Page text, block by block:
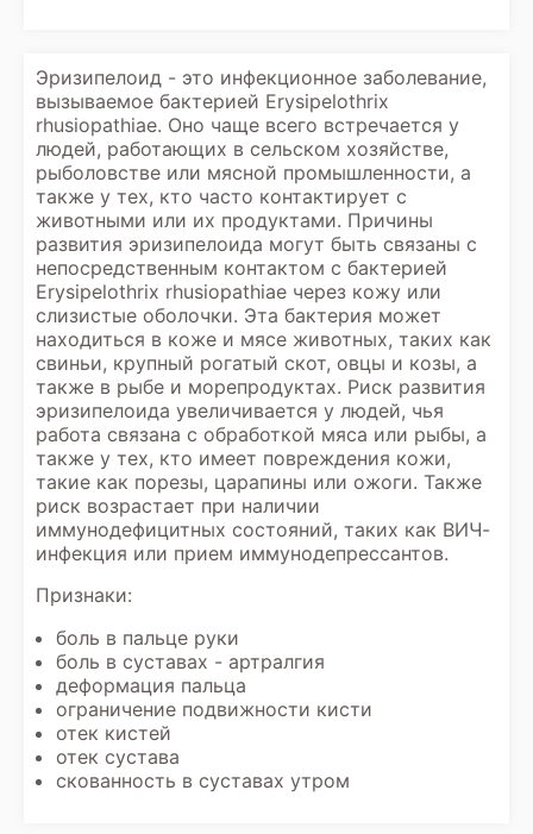
Эризипелоид - это инфекционное заболевание,
вызываемое бактерией Erysipelothrix
rhusiopathiae. Оно чаще всего встречается у
людей, работающих в сельском хозяйстве,
рыболовстве или мясной промышленности, а
также у тех, кто часто контактирует с
животными или их продуктами. Причины
развития эризипелоида могут быть связаны с
непосредственным контактом с бактерией
Erysipelothrix rhusiopathiae через кожу или
слизистые оболочки. Эта бактерия может
находиться в коже и мясе животных, таких как
свиньи, крупный рогатый скот, овцы и козы, а
также в рыбе и морепродуктах. Риск развития
эризипелоида увеличивается у людей, чья
работа связана с обработкой мяса или рыбы, а
также у тех, кто имеет повреждения кожи,
такие как порезы, царапины или ожоги. Также
риск возрастает при наличии
иммунодефицитных состояний, таких как ВИЧ-
инфекция или прием иммунодепрессантов.
Признаки:
боль в пальце руки
боль в суставах - артралгия
деформация пальца
ограничение подвижности кисти
отек кистей
отек сустава
скованность в суставах утром